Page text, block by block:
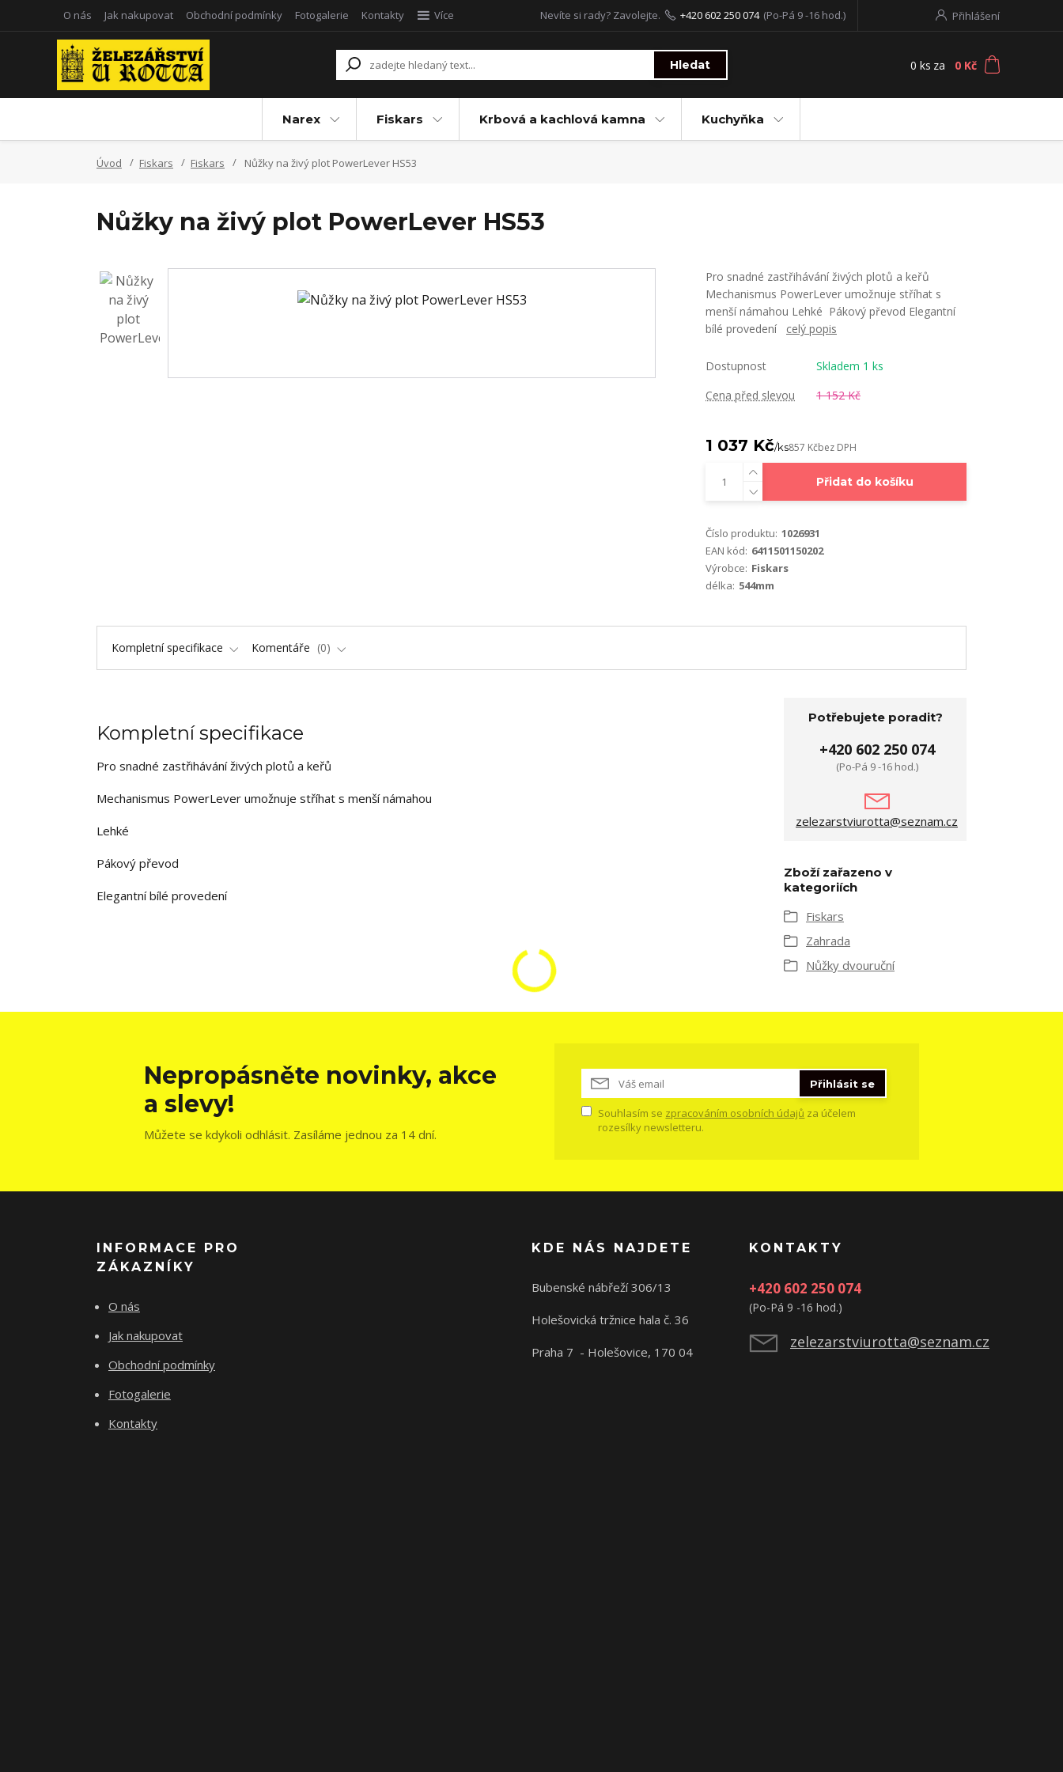
O nás Jak nakupovat Obchodní podmínky Fotogalerie Kontakty Více Přihlášení
Hledat
Nevíte si rady? Zavolejte. +420 602 250 074 (Po-Pá 9 -16 hod.)
0 ks za 0 Kč
Narex Fiskars Krbová a kachlová kamna Kuchyňka
Úvod Fiskars Fiskars Nůžky na živý plot PowerLever HS53
Nůžky na živý plot PowerLever HS53
Pro snadné zastřihávání živých plotů a keřů
Mechanismus PowerLever umožnuje stříhat s
menší námahou Lehké Pákový převod Elegantní
bílé provedení celý popis
Dostupnost
Skladem 1 ks
Cena před slevou
1 152 Kč
1 037 Kč/ks857 Kčbez DPH
Přidat do košíku
Číslo produktu: 1026931
EAN kód: 6411501150202
Výrobce: Fiskars
délka: 544mm
Kompletní specifikace Komentáře 0
Kompletní specifikace
Pro snadné zastřihávání živých plotů a keřů
Mechanismus PowerLever umožnuje stříhat s menší námahou
Lehké
Pákový převod
Elegantní bílé provedení
Potřebujete poradit?
+420 602 250 074
(Po-Pá 9 -16 hod.)
zelezarstviurotta@seznam.cz
Zboží zařazeno v
kategoriích
Fiskars
Zahrada
Nůžky dvouruční
Nepropásněte novinky, akce
a slevy!
Můžete se kdykoli odhlásit. Zasíláme jednou za 14 dní.
Přihlásit se
Souhlasím se zpracováním osobních údajů za účelem
rozesílky newsletteru.
INFORMACE PRO
ZÁKAZNÍKY
O nás
Jak nakupovat
Obchodní podmínky
Fotogalerie
Kontakty
KDE NÁS NAJDETE
Bubenské nábřeží 306/13
Holešovická tržnice hala č. 36
Praha 7 - Holešovice, 170 04
KONTAKTY
+420 602 250 074
(Po-Pá 9 -16 hod.)
zelezarstviurotta@seznam.cz